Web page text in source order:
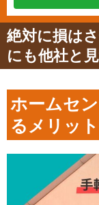
絶対に損は
にも他社と
ホームセ
るメリット